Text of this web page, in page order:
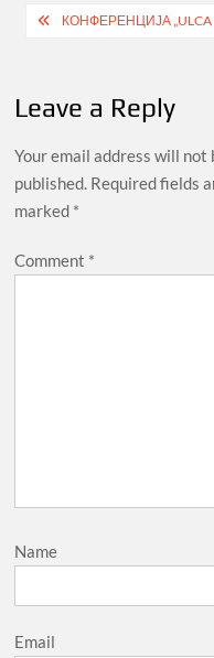
PostКОНФЕРЕНЦИЈА „ULCA
Leave a Reply
Your email address will not
published. Required fields
marked *
Comment *
Name
Email